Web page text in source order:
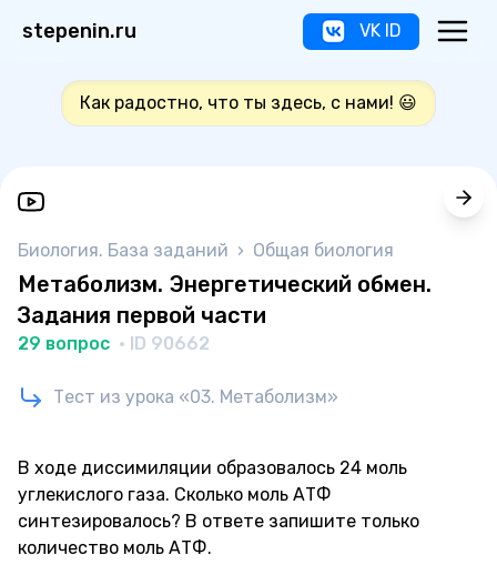
stepenin.ru VK ID
Как радостно, что ты здесь, с нами! 😃
Биология. База заданий › Общая биология
Метаболизм. Энергетический обмен.
Задания первой части
29 вопрос · ID 90662
Тест из урока «03. Метаболизм»
В ходе диссимиляции образовалось 24 моль
углекислого газа. Сколько моль АТФ
синтезировалось? В ответе запишите только
количество моль АТФ.